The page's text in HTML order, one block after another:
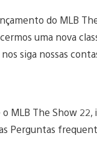
do MLB
uma nova
siga nossas
MLB The Show
Perguntas